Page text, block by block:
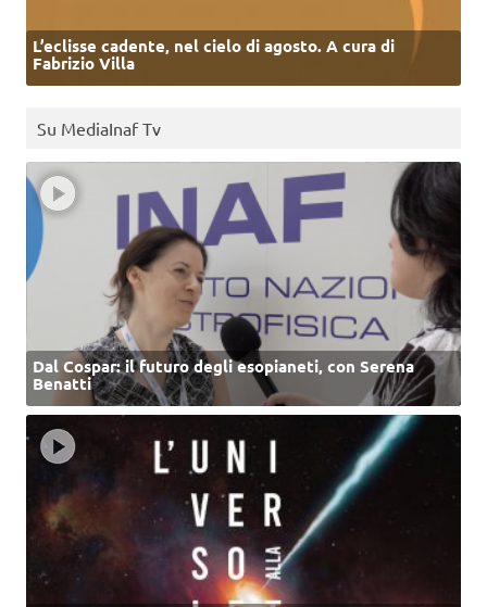
L’eclisse cadente, nel cielo di agosto. A cura di
Fabrizio Villa
Su MediaInaf Tv
Dal Cospar: il futuro degli esopianeti, con Serena
Benatti